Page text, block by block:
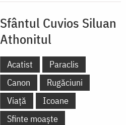
Sfântul Cuvios Siluan
Athonitul
Acatist
Paraclis
Canon
Rugăciuni
Viață
Icoane
Sfinte moaște